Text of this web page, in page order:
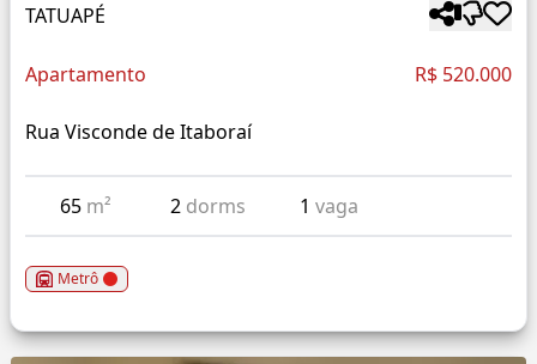
TATUAPÉ
Apartamento R$ 520.000
Rua Visconde de Itaboraí
65 m² 2 dorms 1vaga
Metrô